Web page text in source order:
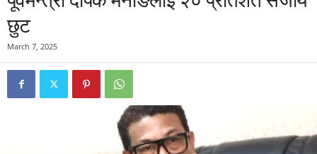
छुट
March 7, 2025